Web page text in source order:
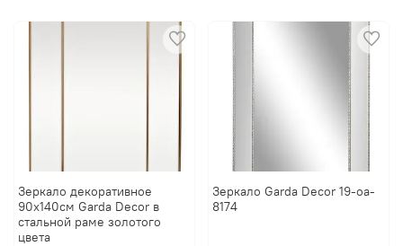
Зеркало декоративное
90x140см Garda Decor в
стальной раме золотого
цвета
Зеркало Garda Decor 19-oa-
8174